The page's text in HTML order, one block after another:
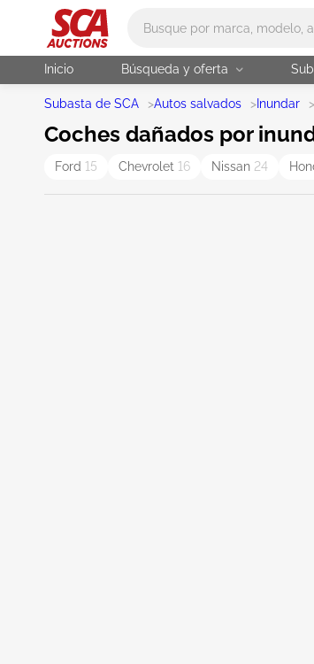
Inicio Búsqueda y oferta
Subasta de SCA >Autos salvados > Inundar >
Coches dañados por
Ford 15 Chevrolet 16 Nissan 24